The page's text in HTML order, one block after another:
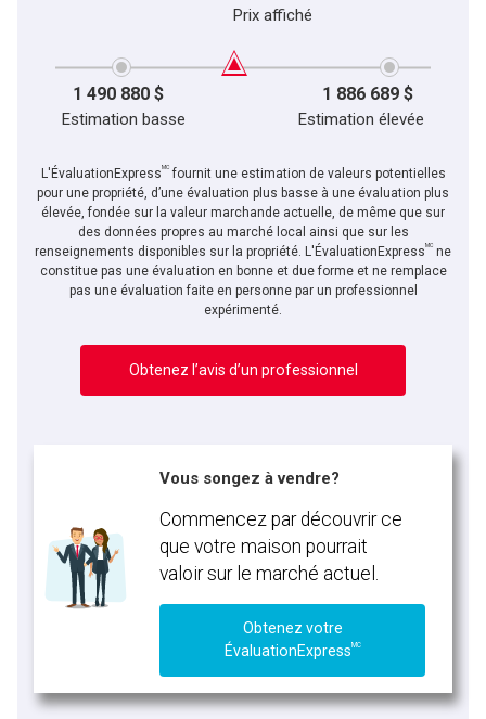
Prix affiché
1 490 880 $ 1 886 689 $
Estimation basse Estimation élevée
L'ÉvaluationExpressMCfournit une estimation de valeurs potentielles
pour une propriété, d’une évaluation plus basse à une évaluation plus
élevée, fondée sur la valeur marchande actuelle, de même que sur
des données propres au marché local ainsi que sur les
renseignements disponibles sur la propriété. L'ÉvaluationExpressMC ne
constitue pas une évaluation en bonne et due forme et ne remplace
pas une évaluation faite en personne par un professionnel
expérimenté.
Obtenez l’avis d’un professionnel
Vous songez à vendre?
Commencez par découvrir ce
que votre maison pourrait
valoir sur le marché actuel.
Obtenez votre
ÉvaluationExpressMC